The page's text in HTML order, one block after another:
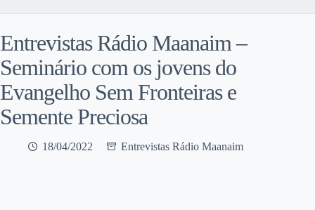
Entrevistas Rádio Maanaim –
Seminário com os jovens do
Evangelho Sem Fronteiras e
Semente Preciosa
18/04/2022 Entrevistas Rádio Maanaim